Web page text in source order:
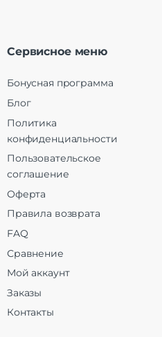
Сервисное меню
Бонусная программа
Блог
Политика
конфиденциальности
Пользовательское
соглашение
Оферта
Правила возврата
FAQ
Сравнение
Мой аккаунт
Заказы
Контакты